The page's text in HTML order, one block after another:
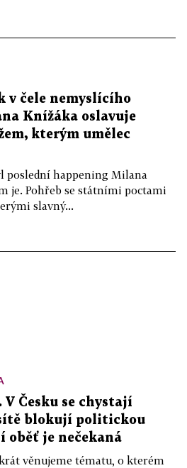
v čele nemyslícího
Knížáka oslavuje
kterým umělec
poslední happening Milana
je. Pohřeb se státními poctami
slavný...
Česku se chystají
blokují politickou
oběť je nečekaná
věnujeme tématu, o kterém